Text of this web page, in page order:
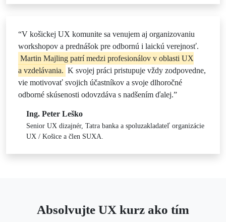
“V košickej UX komunite sa venujem aj organizovaniu
workshopov a prednášok pre odbornú i laickú verejnosť.
Martin Majling patrí medzi profesionálov v oblasti UX
a vzdelávania. K svojej práci pristupuje vždy zodpovedne,
vie motivovať svojich účastníkov a svoje dlhoročné
odborné skúsenosti odovzdáva s nadšením ďalej.”
Ing. Peter Leško
Senior UX dizajnér, Tatra banka a spoluzakladateľ organizácie
UX / Košice a člen SUXA.
Absolvujte UX kurz ako tím